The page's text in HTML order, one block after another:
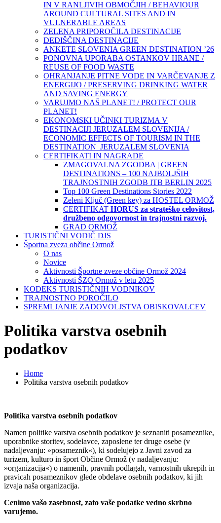
IN V RANLJIVIH OBMOČJIH / BEHAVIOUR
AROUND CULTURAL SITES AND IN
VULNERABLE AREAS
ZELENA PRIPOROČILA DESTINACIJE
DEDIŠČINA DESTINACIJE
ANKETE SLOVENIA GREEN DESTINATION ’26
PONOVNA UPORABA OSTANKOV HRANE /
REUSE OF FOOD WASTE
OHRANJANJE PITNE VODE IN VARČEVANJE Z
ENERGIJO / PRESERVING DRINKING WATER
AND SAVING ENERGY
VARUJMO NAŠ PLANET! / PROTECT OUR
PLANET!
EKONOMSKI UČINKI TURIZMA V
DESTINACIJI JERUZALEM SLOVENIJA /
ECONOMIC EFFECTS OF TOURISM IN THE
DESTINATION JERUZALEM SLOVENIA
CERTIFIKATI IN NAGRADE
ZMAGOVALNA ZGODBA | GREEN
DESTINATIONS – 100 NAJBOLJŠIH
TRAJNOSTNIH ZGODB ITB BERLIN 2025
Top 100 Green Destinations Stories 2022
Zeleni Ključ (Green key) za HOSTEL ORMOŽ
CERTIFIKAT HORUS za strateško celovitost,
družbeno odgovornost in trajnostni razvoj.
GRAD ORMOŽ
TURISTIČNI VODIČ DJS
Športna zveza občine Ormož
O nas
Novice
Aktivnosti Športne zveze občine Ormož 2024
Aktivnosti ŠZO Ormož v letu 2025
KODEKS TURISTIČNIH VODNIKOV
TRAJNOSTNO POROČILO
SPREMLJANJE ZADOVOLJSTVA OBISKOVALCEV
Politika varstva osebnih
podatkov
Home
Politika varstva osebnih podatkov
Politika varstva osebnih podatkov
Namen politike varstva osebnih podatkov je seznaniti posameznike,
uporabnike storitev, sodelavce, zaposlene ter druge osebe (v
nadaljevanju: »posameznik«), ki sodelujejo z Javni zavod za
turizem, kulturo in šport Občine Ormož (v nadaljevanju:
»organizacija«) o namenih, pravnih podlagah, varnostnih ukrepih in
pravicah posameznikov glede obdelave osebnih podatkov, ki jih
izvaja naša organizacija.
Cenimo vašo zasebnost, zato vaše podatke vedno skrbno
varujemo.